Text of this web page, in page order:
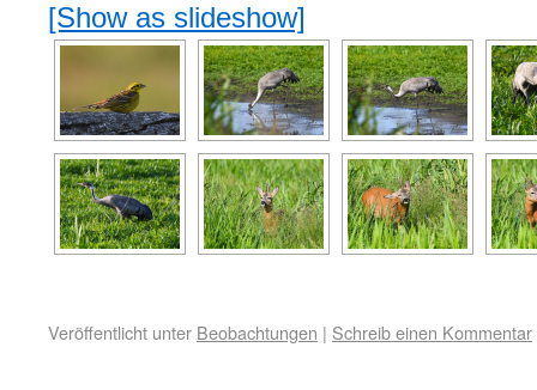
[Show as slideshow]
Veröffentlicht unter Beobachtungen | Schreib einen Kommentar